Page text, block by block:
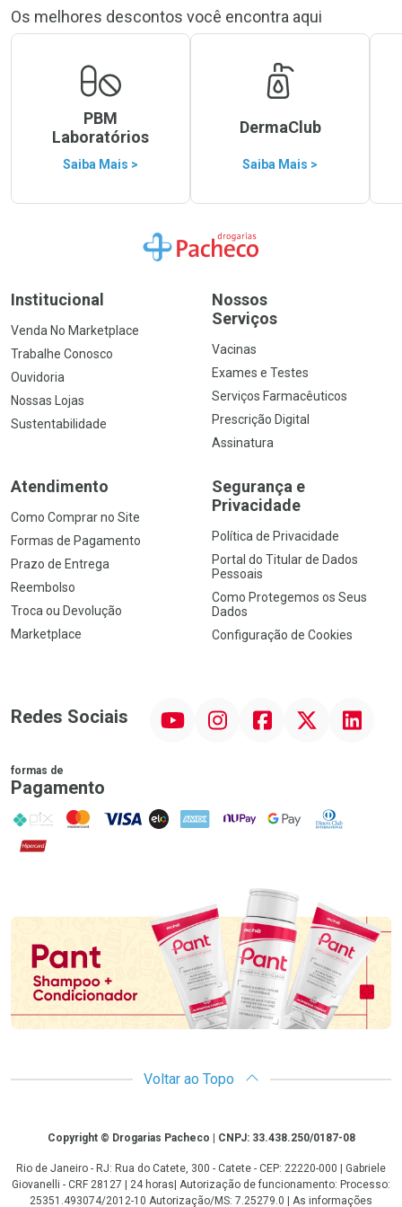
Os melhores descontos você encontra aqui
PBM
Laboratórios
Saiba Mais >
DermaClub
Saiba Mais >
Ir para a Home
Institucional
Venda No Marketplace
Trabalhe Conosco
Ouvidoria
Nossas Lojas
Sustentabilidade
Nossos
Serviços
Vacinas
Exames e Testes
Serviços Farmacêuticos
Prescrição Digital
Assinatura
Atendimento
Como Comprar no Site
Formas de Pagamento
Prazo de Entrega
Reembolso
Troca ou Devolução
Marketplace
Segurança e
Privacidade
Política de Privacidade
Portal do Titular de Dados
Pessoais
Como Protegemos os Seus
Dados
Configuração de Cookies
Redes Sociais InstagramFacebookTwitter Linkedin
formas de
Pagamento
PIX MasterCard
VISA ELO AMEX NuPay Google PayDiners Club
Hipercard
Promoção em Destaque
Voltar ao Topo
CopyrightCopyright © Drogarias Pacheco | CNPJ: 33.438.250/0187-08
Rio de Janeiro - RJ: Rua do Catete, 300 - Catete - CEP: 22220-000 | Gabriele
Giovanelli - CRF 28127 | 24 horas| Autorização de funcionamento: Processo:
25351.493074/2012-10 Autorização/MS: 7.25279.0 | As informações